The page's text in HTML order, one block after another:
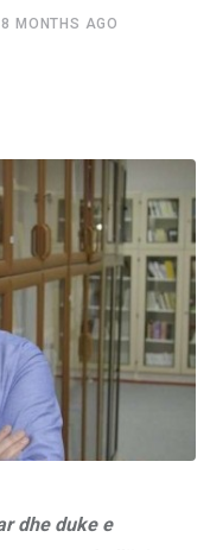
8 MONTHS AGO
dhe duke e